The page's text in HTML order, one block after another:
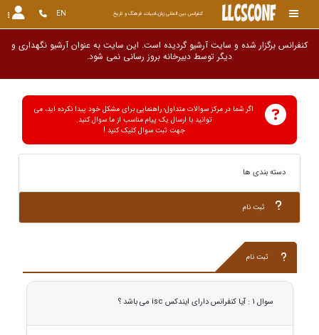
کنفرانس بین المللی زبان،ادبیات، فرهنگ و تاریخ EN
کنفرانس برگزار شده و سایت آرشیو گردیده است. این سایت به عنوان آرشیو نگهداری و
دیگر توسط دبیرخانه بروز رسانی نمی شود.
اگر شما در مرکز سوالات متداول؛ راهنمایی برای مشکل خود پیدا نکرده اید، می
توانید با ارسال یک پیام مناسب از ما سوال کنید.
جهت ثبت سوال کلیک کنید !
دسته بندی ها
ثبت نام
ثبت نام
سوال 1 : آیا کنفرانس دارای ایندکس isc می باشد ؟